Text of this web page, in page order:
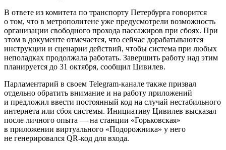
В ответе из комитета по транспорту Петербурга говорится
о том, что в метрополитене уже предусмотрели возможность
организации свободного прохода пассажиров при сбоях. При
этом в документе отмечается, что сейчас дорабатываются
инструкции и сценарии действий, чтобы система при любых
неполадках продолжала работать. Завершить работу над этим
планируется до 31 октября, сообщил Цивилев.
Парламентарий в своем Telegram-канале также призвал
отдельно обратить внимание и на работу приложений
и предложил ввести постоянный код на случай нестабильного
интернета или сбоя системы. Инициативу Цивилев высказал
после личного опыта — на станции «Горьковская»
в приложении виртуального «Подорожника» у него
не генерировался QR-код для входа.